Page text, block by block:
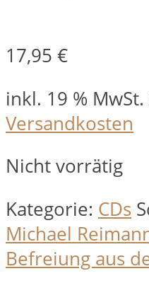
17,95 €
inkl. 19 % MwSt.
Versandkosten
Nicht vorrätig
Kategorie: CDs
Michael
Befreiung aus